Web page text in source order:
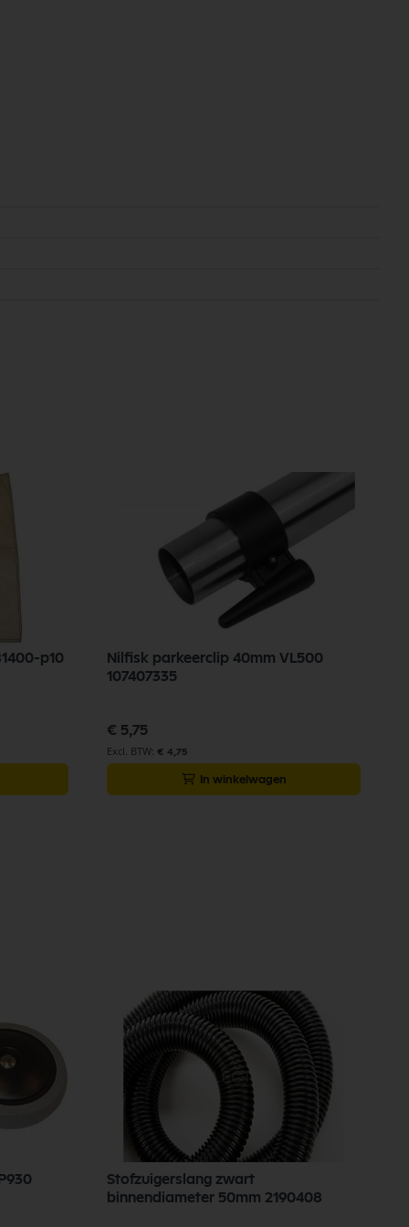
p10
Nilfisk parkeerclip 40mm VL500
107407335
€ 5,75
€ 4,75
In winkelwagen
Stofzuigerslang zwart
binnendiameter 50mm 2190408